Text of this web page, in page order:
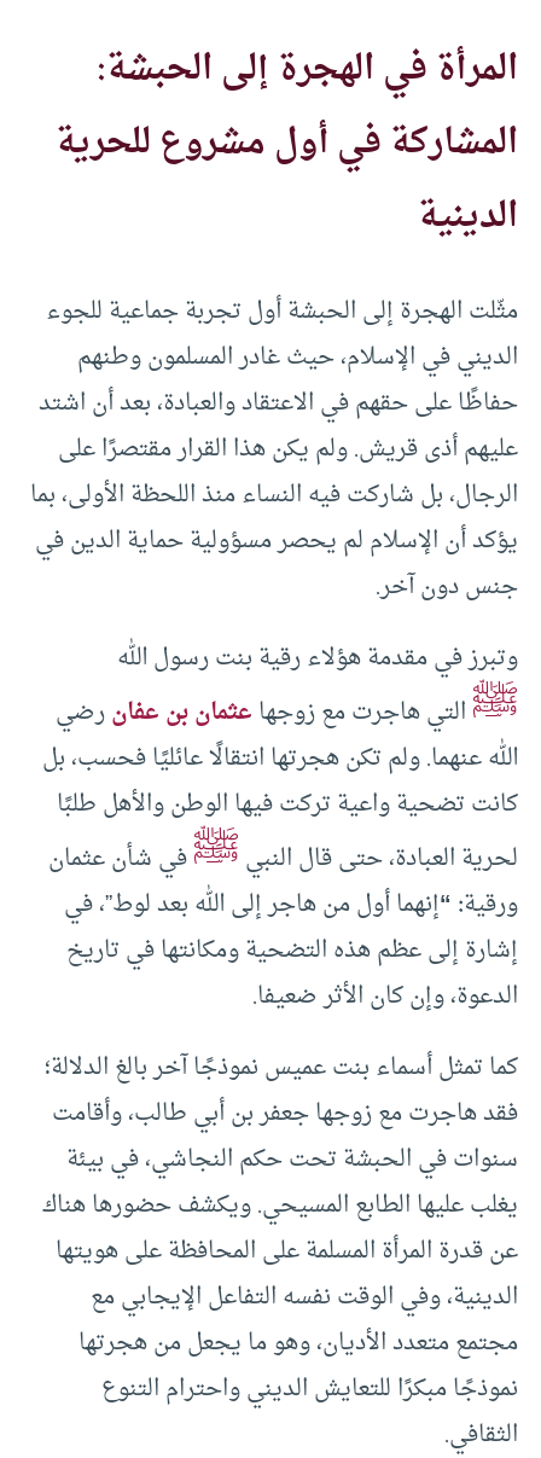
المرأة في الهجرة إلى الحبشة:
المشاركة في أول مشروع للحرية
الدينية
مثّلت الهجرة إلى الحبشة أول تجربة جماعية للجوء
الديني في الإسلام، حيث غادر المسلمون وطنهم
حفاظًا على حقهم في الاعتقاد والعبادة، بعد أن اشتد
عليهم أذى قريش. ولم يكن هذا القرار مقتصرًا على
الرجال، بل شاركت فيه النساء منذ اللحظة الأولى، بما
يؤكد أن الإسلام لم يحصر مسؤولية حماية الدين في
جنس دون آخر.
وتبرز في مقدمة هؤلاء رقية بنت رسول الله
ﷺالتي هاجرت مع زوجهاعثمان بن عفانرضي
الله عنهما. ولم تكن هجرتها انتقالًا عائليًا فحسب، بل
كانت تضحية واعية تركت فيها الوطن والأهل طلبًا
لحرية العبادة، حتى قال النبيﷺفي شأن عثمان
ورقية: “إنهما أول من هاجر إلى الله بعد لوط”، في
إشارة إلى عظم هذه التضحية ومكانتها في تاريخ
الدعوة، وإن كان الأثر ضعيفا.
كما تمثل أسماء بنت عميس نموذجًا آخر بالغ الدلالة؛
فقد هاجرت مع زوجها جعفر بن أبي طالب، وأقامت
سنوات في الحبشة تحت حكم النجاشي، في بيئة
يغلب عليها الطابع المسيحي. ويكشف حضورها هناك
عن قدرة المرأة المسلمة على المحافظة على هويتها
الدينية، وفي الوقت نفسه التفاعل الإيجابي مع
مجتمع متعدد الأديان، وهو ما يجعل من هجرتها
نموذجًا مبكرًا للتعايش الديني واحترام التنوع
الثقافي.